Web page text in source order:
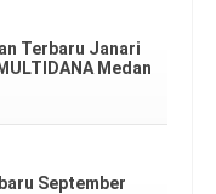
Terbaru Janari
Medan
September